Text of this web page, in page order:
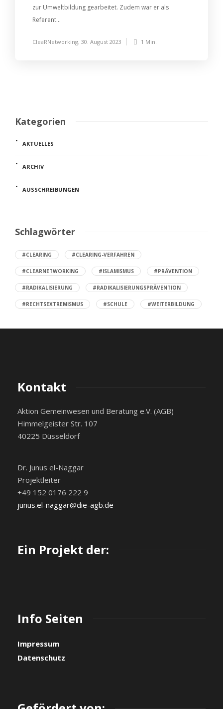
zur Umweltbildung gearbeitet. Zudem war er als
Referent...
CleaRNetworking, 30. August 2023 1 Min.
Kategorien
AKTUELLES
ARCHIV
AUSSCHREIBUNGEN
Schlagwörter
#CLEARING #CLEARING-VERFAHREN
#CLEARNETWORKING #ISLAMISMUS #PRÄVENTION
#RADIKALISIERUNG #RADIKALISIERUNGSPRÄVENTION
#RECHTSEXTREMISMUS #SCHULE #WEITERBILDUNG
Kontakt
Aktion Gemeinwesen und Beratung e.V. (AGB)
Himmelgeister Str. 107
40225 Düsseldorf
Dr. Junus el-Naggar
Projektleiter
+49 152 0176 222 9
junus.el-naggar@die-agb.de
Ein Projekt der:
Info Seiten
Impressum
Datenschutz